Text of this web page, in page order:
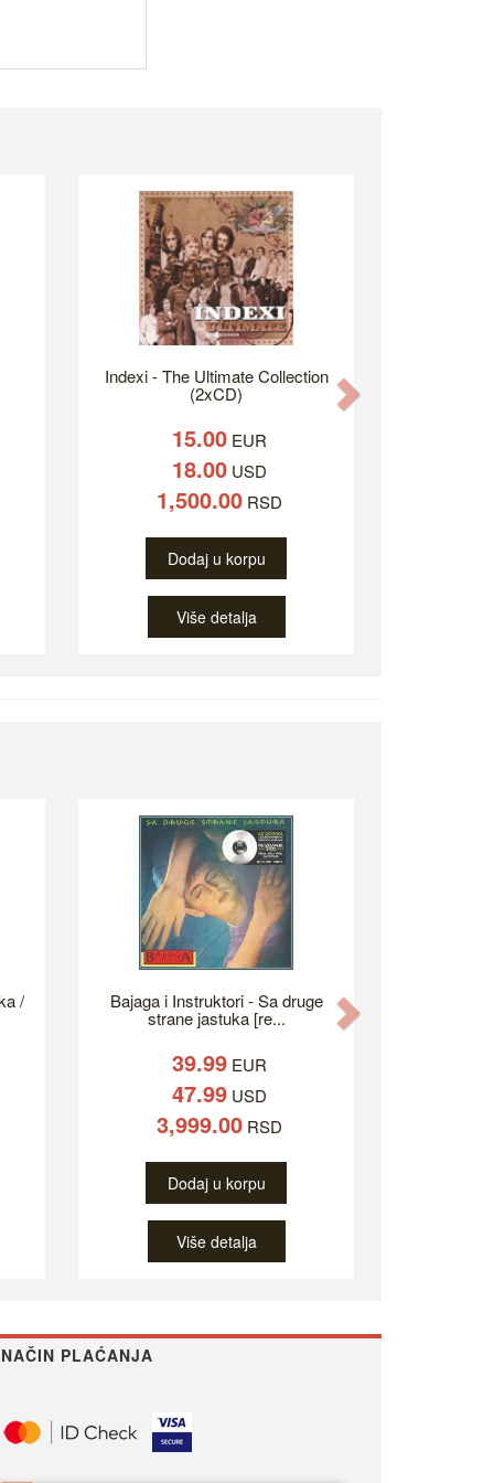
Indexi - The Ultimate Collection
(2xCD)
15.00EUR
18.00USD
1,500.00RSD
Dodaj u korpu
Više detalja
/ Bajaga i Instruktori - Sa druge
strane jastuka [re...
39.99EUR
47.99USD
3,999.00RSD
Dodaj u korpu
Više detalja
NAČIN PLAĆANJA